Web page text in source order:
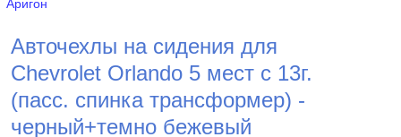
Аригон
Авточехлы на сидения для
Chevrolet Orlando 5 мест с 13г.
(пасс. спинка трансформер) -
черный+темно бежевый